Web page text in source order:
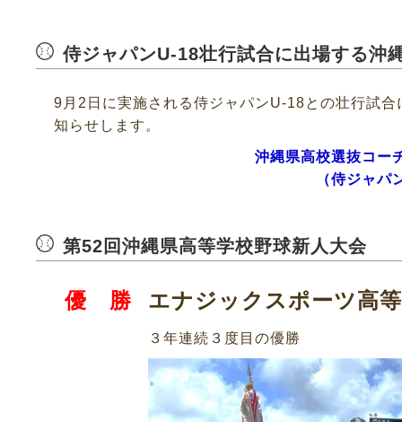
侍ジャパンU-18壮行試合に出場する沖
9月2日に実施される侍ジャパンU-18との壮行試
知らせします。
沖縄県高校選抜コー
（侍ジャパ
第52回沖縄県高等学校野球新人大会
優 勝 エナジックスポーツ高
３年連続３度目の優勝